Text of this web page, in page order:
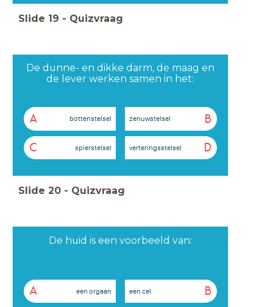
Slide 19 - Quizvraag
De dunne- en dikke darm, de maag en
de lever werken samen in het:
A bottenstelsel B
zenuwstelsel
C spierstelsel D
verteringsstelsel
Slide 20 - Quizvraag
De huid is een voorbeeld van:
A een orgaan B
een cel